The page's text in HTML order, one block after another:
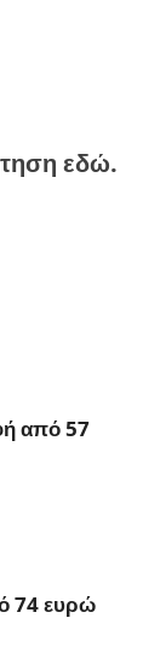
εδώ.
από 57
74 ευρώ